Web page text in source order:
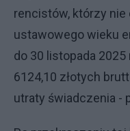
rencistów, którzy
ustawowego wieku
do 30 listopada
6124,10 złotych
utraty świadczenia -